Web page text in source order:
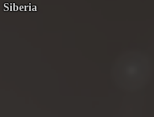
Siberia